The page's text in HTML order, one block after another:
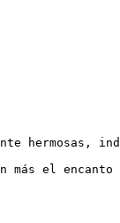
hermosas,
más el